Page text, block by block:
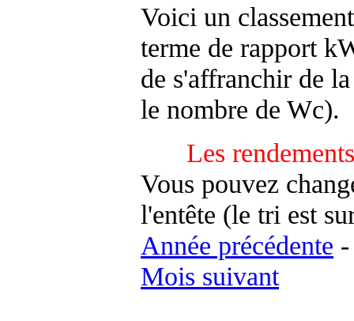
Voici un
terme de rapport
de s'affranchir de
le nombre de Wc).
Les
Vous pouvez
l'entête (le tri est
Année précédente -
Mois suivant